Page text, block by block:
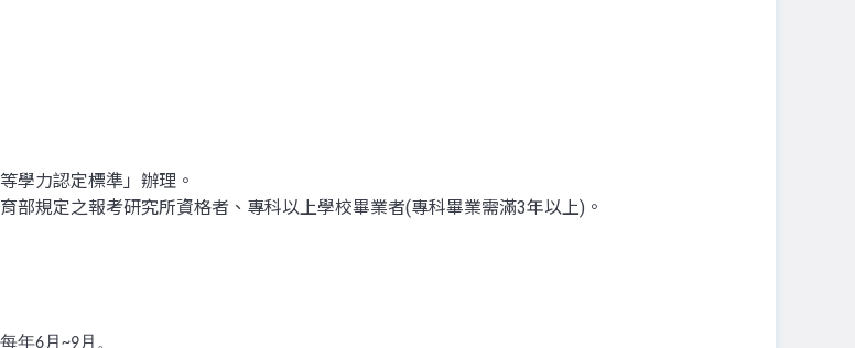
學力認定標準」辦理。
規定之報考研究所資格者、專科以上學校畢業者(專科畢業需滿3年以上)。
年6月 ~9月。